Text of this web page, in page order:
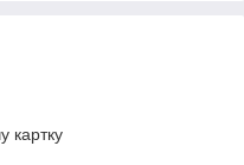
картку